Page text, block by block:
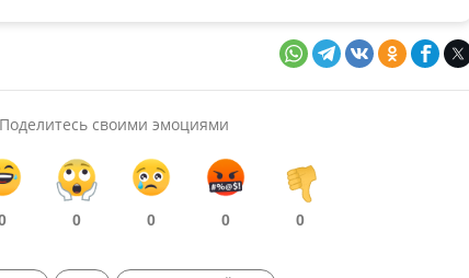
Поделитесь своими эмоциями
0 0 0 0